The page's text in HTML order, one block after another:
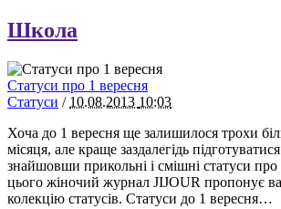
Школа
Статуси про 1 вересня
Статуси / 10.08.2013 10:03
Хоча до 1 вересня ще залишилося трохи
місяця, але краще заздалегідь
знайшовши прикольні і смішні статуси
цього жіночий журнал JIJOUR пропонує
колекцію статусів. Статуси до 1 вересня…